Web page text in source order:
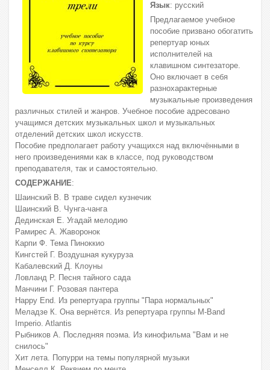
Язык: русский
Предлагаемое учебное
пособие призвано обогатить
репертуар юных
исполнителей на
клавишном синтезаторе.
Оно включает в себя
разнохарактерные
музыкальные произведения
различных стилей и жанров. Учебное пособие адресовано
учащимся детских музыкальных школ и музыкальных
отделений детских школ искусств.
Пособие предполагает работу учащихся над включёнными в
него произведениями как в классе, под руководством
преподавателя, так и самостоятельно.
СОДЕРЖАНИЕ:
Шаинский В. В траве сидел кузнечик
Шаинский В. Чунга-чанга
Дединская Е. Угадай мелодию
Рамирес А. Жаворонок
Карпи Ф. Тема Пиноккио
Кингстей Г. Воздушная кукуруза
Кабалевский Д. Клоуны
Ловланд Р. Песня тайного сада
Манчини Г. Розовая пантера
Happy End. Из репертуара группы "Пара нормальных"
Меладзе К. Она вернётся. Из репертуара группы M-Band
Imperio. Atlantis
Рыбников А. Последняя поэма. Из кинофильма "Вам и не
снилось"
Хит лета. Попурри на темы популярной музыки